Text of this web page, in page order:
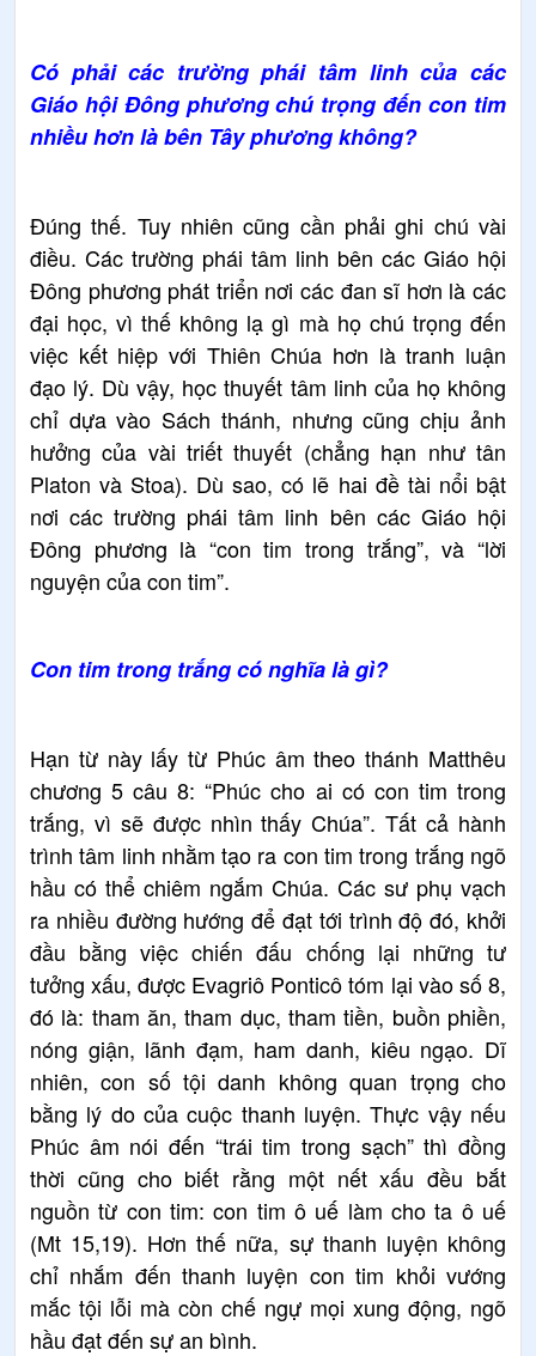
Có phải các trường phái tâm linh của các
Giáo hội Đông phương chú trọng đến con tim
nhiều hơn là bên Tây phương không?
Đúng thế. Tuy nhiên cũng cần phải ghi chú vài
điều. Các trường phái tâm linh bên các Giáo hội
Đông phương phát triển nơi các đan sĩ hơn là các
đại học, vì thế không lạ gì mà họ chú trọng đến
việc kết hiệp với Thiên Chúa hơn là tranh luận
đạo lý. Dù vậy, học thuyết tâm linh của họ không
chỉ dựa vào Sách thánh, nhưng cũng chịu ảnh
hưởng của vài triết thuyết (chẳng hạn như tân
Platon và Stoa). Dù sao, có lẽ hai đề tài nổi bật
nơi các trường phái tâm linh bên các Giáo hội
Đông phương là “con tim trong trắng”, và “lời
nguyện của con tim”.
Con tim trong trắng có nghĩa là gì?
Hạn từ này lấy từ Phúc âm theo thánh Matthêu
chương 5 câu 8: “Phúc cho ai có con tim trong
trắng, vì sẽ được nhìn thấy Chúa”. Tất cả hành
trình tâm linh nhằm tạo ra con tim trong trắng ngõ
hầu có thể chiêm ngắm Chúa. Các sư phụ vạch
ra nhiều đường hướng để đạt tới trình độ đó, khởi
đầu bằng việc chiến đấu chống lại những tư
tưởng xấu, được Evagriô Ponticô tóm lại vào số 8,
đó là: tham ăn, tham dục, tham tiền, buồn phiền,
nóng giận, lãnh đạm, ham danh, kiêu ngạo. Dĩ
nhiên, con số tội danh không quan trọng cho
bằng lý do của cuộc thanh luyện. Thực vậy nếu
Phúc âm nói đến “trái tim trong sạch” thì đồng
thời cũng cho biết rằng một nết xấu đều bắt
nguồn từ con tim: con tim ô uế làm cho ta ô uế
(Mt 15,19). Hơn thế nữa, sự thanh luyện không
chỉ nhắm đến thanh luyện con tim khỏi vướng
mắc tội lỗi mà còn chế ngự mọi xung động, ngõ
hầu đạt đến sự an bình.